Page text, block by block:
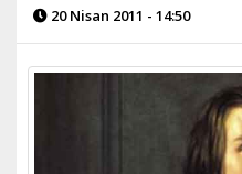
20 Nisan 2011 - 14:50